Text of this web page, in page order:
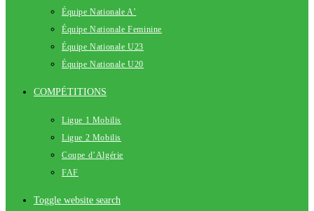
Équipe Nationale A’
Équipe Nationale Feminine
Équipe Nationale U23
Équipe Nationale U20
COMPÉTITIONS
Ligue 1 Mobilis
Ligue 2 Mobilis
Coupe d’Algérie
FAF
Toggle website search